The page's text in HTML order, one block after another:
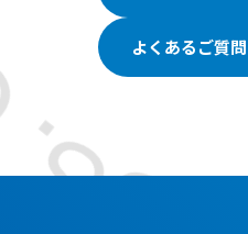
よくあるご質問